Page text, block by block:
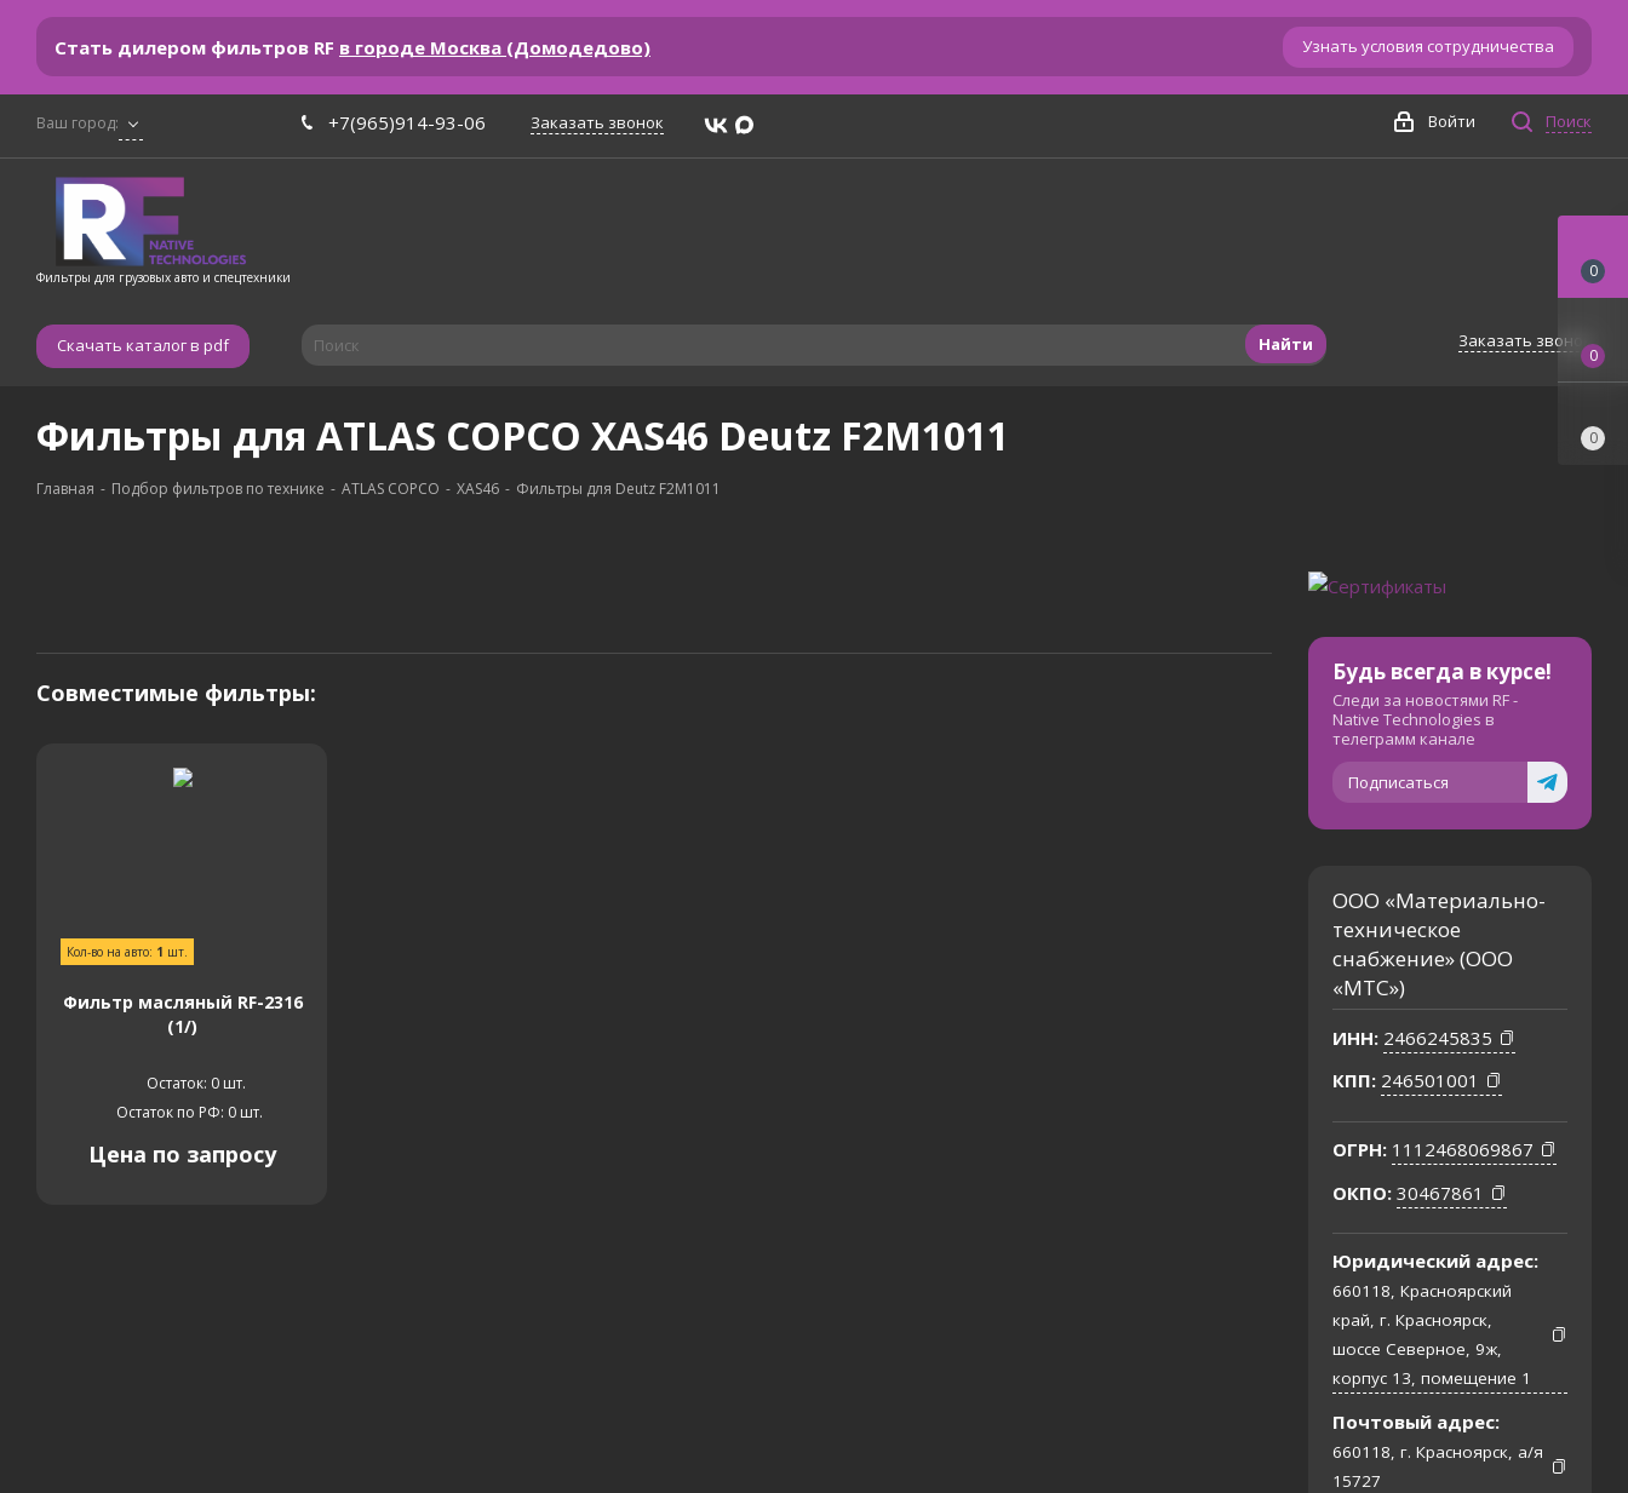
Стать дилером фильтров RF в городе Москва (Домодедово) Узнать условия сотрудничества
Ваш город: +7(965)914-93-06 Заказать звонок Поиск
Войти
Фильтры для грузовых авто и спецтехники
Скачать каталог в pdf Найти Заказать звонок
Фильтры для ATLAS COPCO XAS46 Deutz F2M1011
Главная - Подбор фильтров по технике - ATLAS COPCO - XAS46 - Фильтры для Deutz F2M1011
Совместимые фильтры:
Кол-во на авто: 1 шт.
Фильтр масляный RF-2316
(1/)
Остаток: 0 шт.
Остаток по РФ: 0шт.
Цена по запросу
Будь всегда в курсе!
Следи за новостями RF -
Native Technologies в
телеграмм канале
Подписаться
ООО «Материально-
техническое
снабжение» (ООО
«МТС»)
ИНН: 2466245835
КПП: 246501001
ОГРН: 1112468069867
ОКПО: 30467861
Юридический адрес:
660118, Красноярский
край, г. Красноярск,
шоссе Северное, 9ж,
корпус 13, помещение 1
Почтовый адрес:
660118, г. Красноярск, а/я
15727
0
0
0